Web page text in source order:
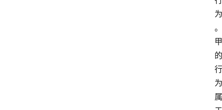
为
。
甲
的
行
为
属